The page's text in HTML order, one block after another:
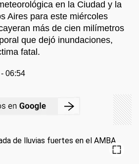
en la Ciudad y la
Aires para este miércoles
más de cien milímetros
que dejó inundaciones,
fatal.
06:54